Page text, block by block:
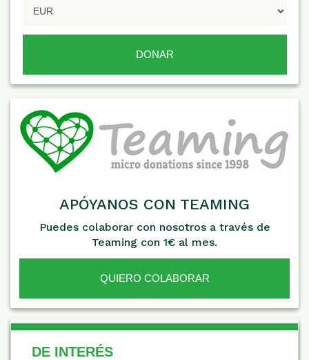
APÓYANOS CON TEAMING
Puedes colaborar con nosotros a través de
Teaming con 1€ al mes.
QUIERO COLABORAR
De Interés
DE INTERÉS